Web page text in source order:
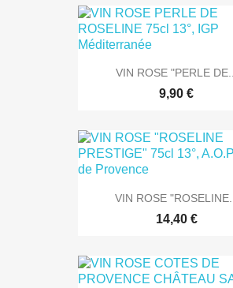
VIN ROSE "PERLE DE...
9,90 €
VIN ROSE "ROSELINE...
14,40 €